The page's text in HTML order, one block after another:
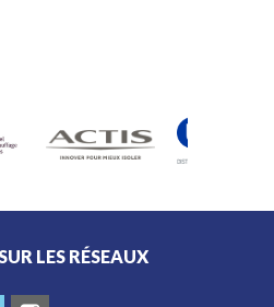
LES RÉSEAUX